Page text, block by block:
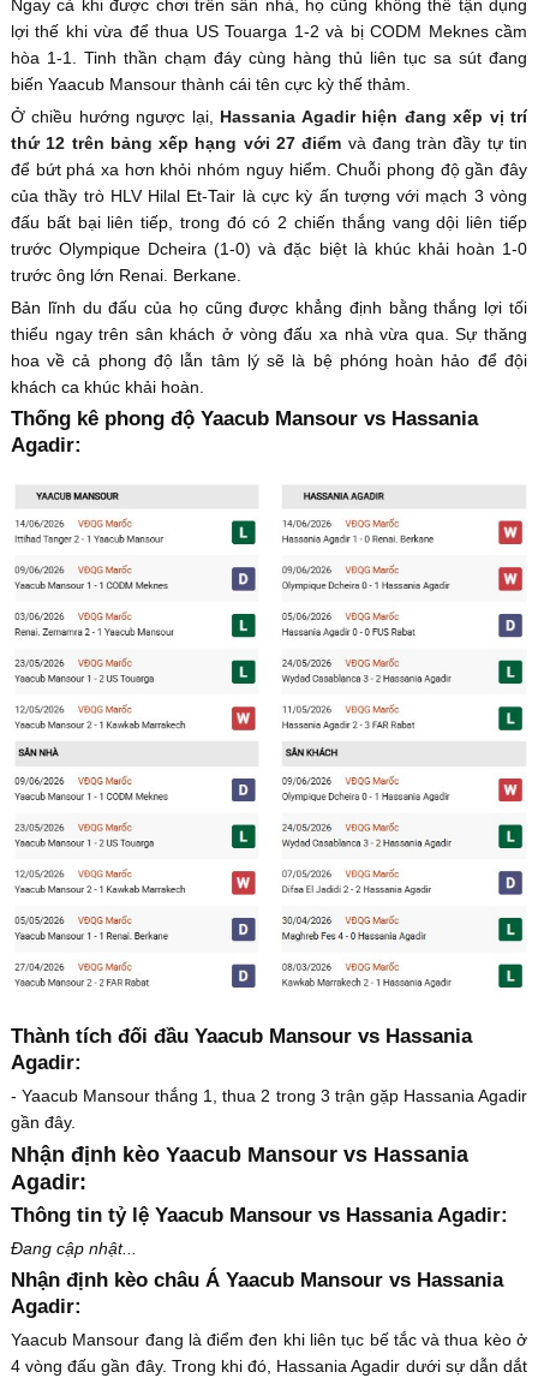
Ngay cả khi được chơi trên sân nhà, họ cũng không thể tận dụng
lợi thế khi vừa để thua US Touarga 1-2 và bị CODM Meknes cầm
hòa 1-1. Tinh thần chạm đáy cùng hàng thủ liên tục sa sút đang
biến Yaacub Mansour thành cái tên cực kỳ thế thảm.
Ở chiều hướng ngược lại, Hassania Agadir hiện đang xếp vị trí
thứ 12 trên bảng xếp hạng với 27 điểm và đang tràn đầy tự tin
để bứt phá xa hơn khỏi nhóm nguy hiểm. Chuỗi phong độ gần đây
của thầy trò HLV Hilal Et-Tair là cực kỳ ấn tượng với mạch 3 vòng
đấu bất bại liên tiếp, trong đó có 2 chiến thắng vang dội liên tiếp
trước Olympique Dcheira (1-0) và đặc biệt là khúc khải hoàn 1-0
trước ông lớn Renai. Berkane.
Bản lĩnh du đấu của họ cũng được khẳng định bằng thắng lợi tối
thiểu ngay trên sân khách ở vòng đấu xa nhà vừa qua. Sự thăng
hoa về cả phong độ lẫn tâm lý sẽ là bệ phóng hoàn hảo để đội
khách ca khúc khải hoàn.
Thống kê phong độ Yaacub Mansour vs Hassania
Agadir:
Thành tích đối đầu Yaacub Mansour vs Hassania
Agadir:
- Yaacub Mansour thắng 1, thua 2 trong 3 trận gặp Hassania Agadir
gần đây.
Nhận định kèo Yaacub Mansour vs Hassania
Agadir:
Thông tin tỷ lệ Yaacub Mansour vs Hassania Agadir:
Đang cập nhật...
Nhận định kèo châu Á Yaacub Mansour vs Hassania
Agadir:
Yaacub Mansour đang là điểm đen khi liên tục bế tắc và thua kèo ở
4 vòng đấu gần đây. Trong khi đó, Hassania Agadir dưới sự dẫn dắt